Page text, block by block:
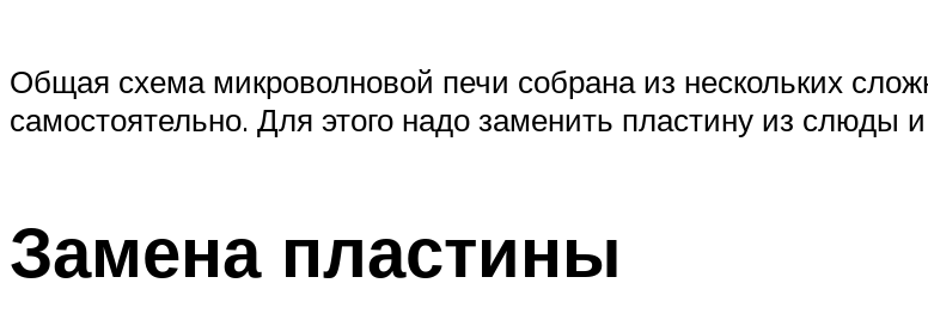
Общая схема микроволновой печи собрана из нескольких
самостоятельно. Для этого надо заменить пластину из слюды
Замена пластины